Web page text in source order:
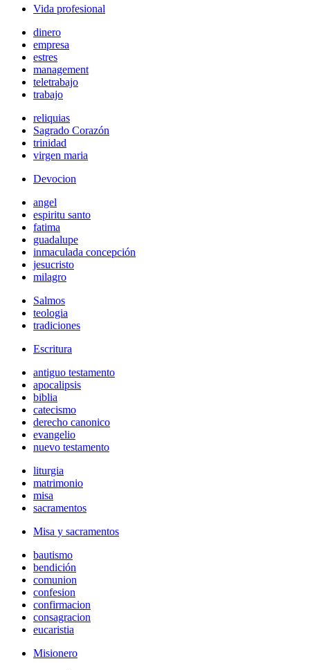
Vida profesional
dinero
empresa
estres
management
teletrabajo
trabajo
reliquias
Sagrado Corazón
trinidad
virgen maria
Devocion
angel
espiritu santo
fatima
guadalupe
inmaculada concepción
jesucristo
milagro
Salmos
teologia
tradiciones
Escritura
antiguo testamento
apocalipsis
biblia
catecismo
derecho canonico
evangelio
nuevo testamento
liturgia
matrimonio
misa
sacramentos
Misa y sacramentos
bautismo
bendición
comunion
confesion
confirmacion
consagracion
eucaristia
Misionero